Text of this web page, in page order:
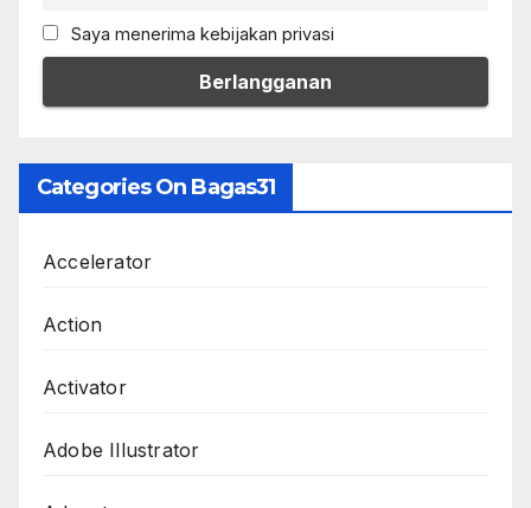
Saya menerima kebijakan privasi
Categories On Bagas31
Accelerator
Action
Activator
Adobe Illustrator